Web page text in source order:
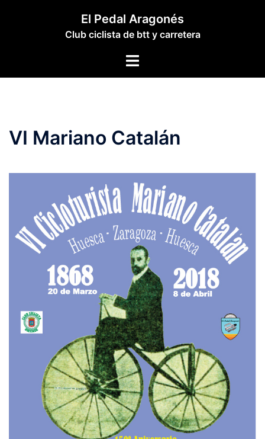
El Pedal Aragonés
Club ciclista de btt y carretera
Alternar
VI Mariano Catalán